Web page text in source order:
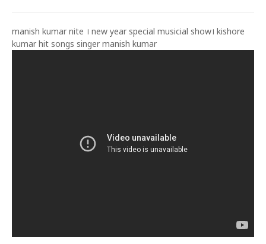
manish kumar nite । new year special musicial show। kishore
kumar hit songs singer manish kumar